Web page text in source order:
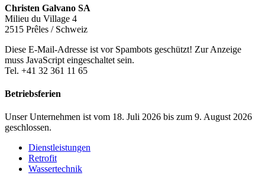
Christen Galvano SA
Milieu du Village 4
2515 Prêles / Schweiz
Diese E-Mail-Adresse ist vor Spambots geschützt! Zur Anzeige
muss JavaScript eingeschaltet sein.
Tel. +41 32 361 11 65
Betriebsferien
Unser Unternehmen ist vom 18. Juli 2026 bis zum 9. August 2026
geschlossen.
Dienstleistungen
Retrofit
Wassertechnik